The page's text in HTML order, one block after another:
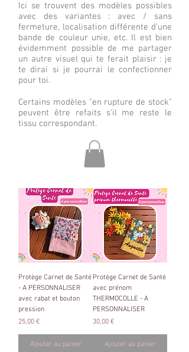
Ici se trouvent des modèles possibles
avec des variantes : avec / sans
fermeture, localisation différente d'une
bande de couleur unie, etc. Il est bien
évidemment possible de me partager
un autre visuel qui te ferait plaisir : je
te dirai si je pourrai le confectionner
pour toi.
Certains modèles "en rupture de stock"
peuvent être refaits s'il me reste le
tissu correspondant.
Protège Carnet de Santé
- A PERSONNALISER
avec rabat et bouton
pression
Prix
25,00 €
Ajouter au panier
Protège Carnet de Santé
avec prénom
THERMOCOLLE - A
PERSONNALISER
Prix
30,00 €
Ajouter au panier